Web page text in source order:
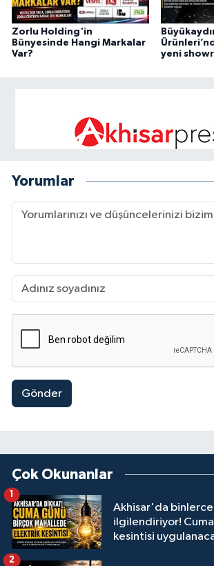
Zorlu Holding'in
Bünyesinde Hangi Markalar
Var?
yeni
Yorumlar
Gönder
Çok Okunanlar
Akhisar'da
ilgilendiriyor!
kesintisi
2